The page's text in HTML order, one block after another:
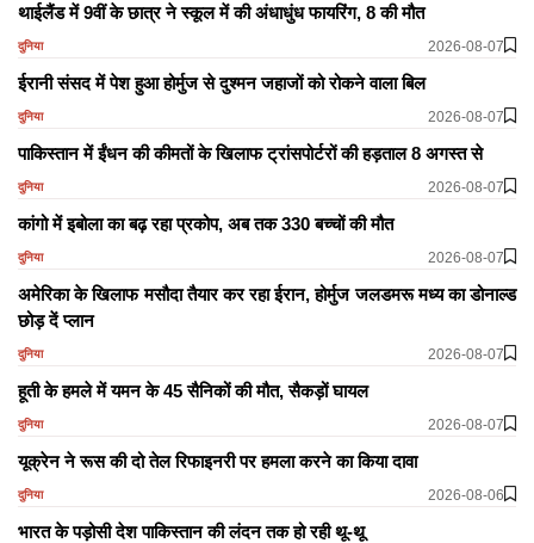
थाईलैंड में 9वीं के छात्र ने स्कूल में की अंधाधुंध फायरिंग, 8 की मौत
दुनिया 2026-08-07
ईरानी संसद में पेश हुआ होर्मुज से दुश्मन जहाजों को रोकने वाला बिल
दुनिया 2026-08-07
पाकिस्तान में ईंधन की कीमतों के खिलाफ ट्रांसपोर्टरों की हड़ताल 8 अगस्त से
दुनिया 2026-08-07
कांगो में इबोला का बढ़ रहा प्रकोप, अब तक 330 बच्चों की मौत
दुनिया 2026-08-07
अमेरिका के खिलाफ मसौदा तैयार कर रहा ईरान, होर्मुज जलडमरू मध्य का डोनाल्ड
छोड़ दें प्लान
दुनिया 2026-08-07
हूती के हमले में यमन के 45 सैनिकों की मौत, सैकड़ों घायल
दुनिया 2026-08-07
यूक्रेन ने रूस की दो तेल रिफाइनरी पर हमला करने का किया दावा
दुनिया 2026-08-06
भारत के पड़ोसी देश पाकिस्तान की लंदन तक हो रही थू-थू